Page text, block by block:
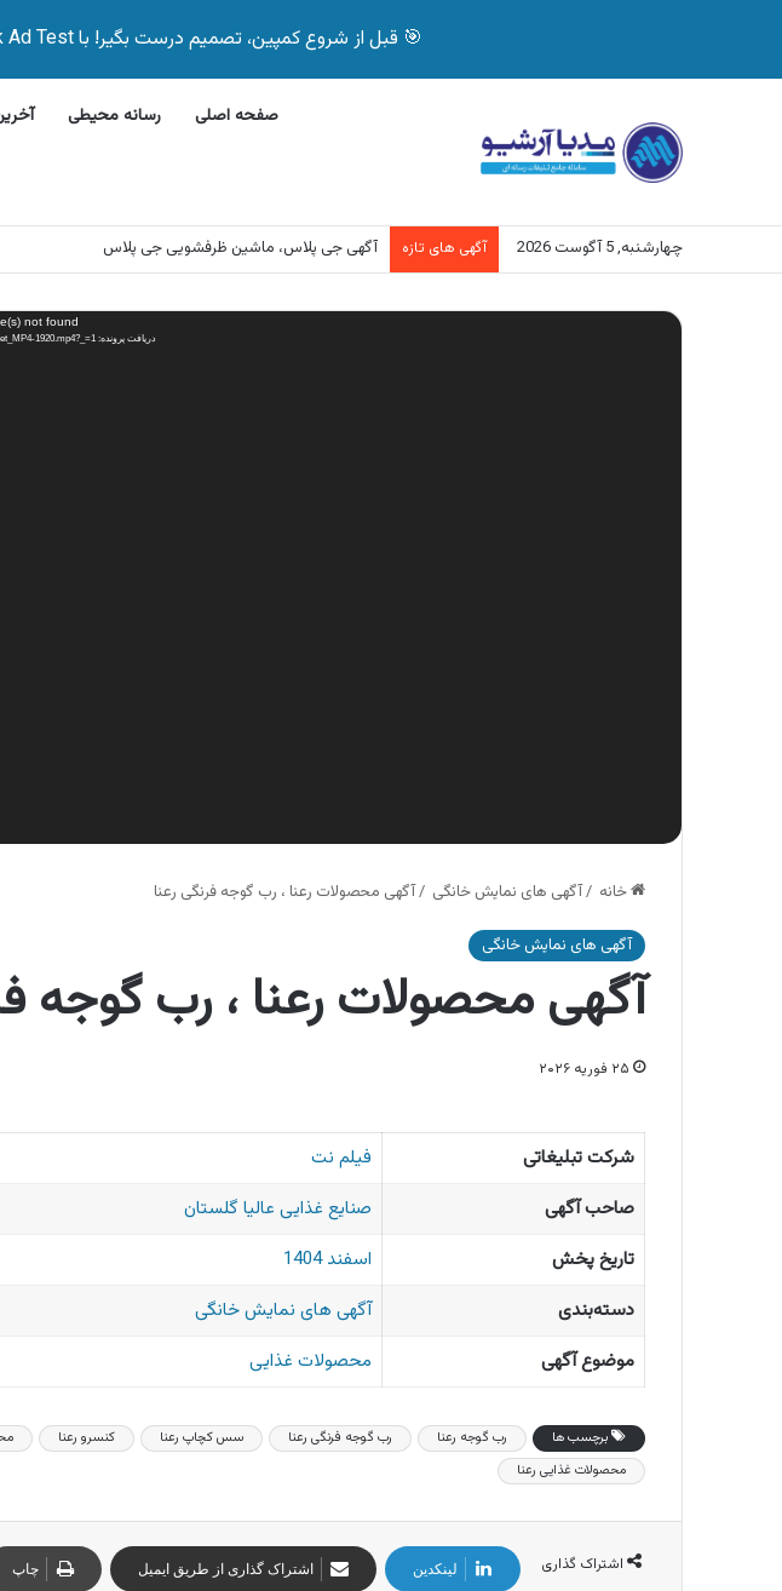
🎯 قبل از شروع کمپین، تصمیم درست بگیر! با Quick Ad Test روی مخاطب واقعی تست کن ✅
صفحه اصلی رسانه محیطی
چهارشنبه, 5 آگوست 2026 آگهی های تازه آگهی جی پلاس، ماشین ظرفشویی جی پلاس
نمایشگر
ویدیو not found
دریافت پرونده: https://cdn.mediaarshiv.ir/uploads/2026/02/es041022-003-filmnet_MP4-1920.mp4?_=1
خانه /آگهی های نمایش خانگی /آگهی محصولات رعنا ، رب گوجه فرنگی رعنا
آگهی های نمایش خانگی
آگهی محصولات رعنا ، رب گوجه
۲۵ فوریه ۲۰۲۶
شرکت تبلیغاتی
فیلم نت
صاحب آگهی
صنایع غذایی عالیا گلستان
تاریخ پخش
اسفند 1404
دسته‌بندی
آگهی های نمایش خانگی
موضوع آگهی
محصولات غذایی
برچسب ها رب گوجه رعنا رب گوجه فرنگی رعنا سس کچاپ رعنا کنسرو رعنا
محصولات غذایی رعنا
اشتراک گذاری لینکدین اشتراک گذاری از طریق ایمیل چاپ